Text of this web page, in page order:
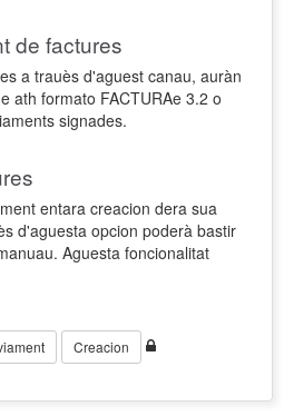
de factures
a trauès d'aguest canau, auràn
ath formato FACTURAe 3.2 o
signades.
entara creacion dera sua
d'aguesta opcion poderà bastir
Aguesta foncionalitat
Creacion